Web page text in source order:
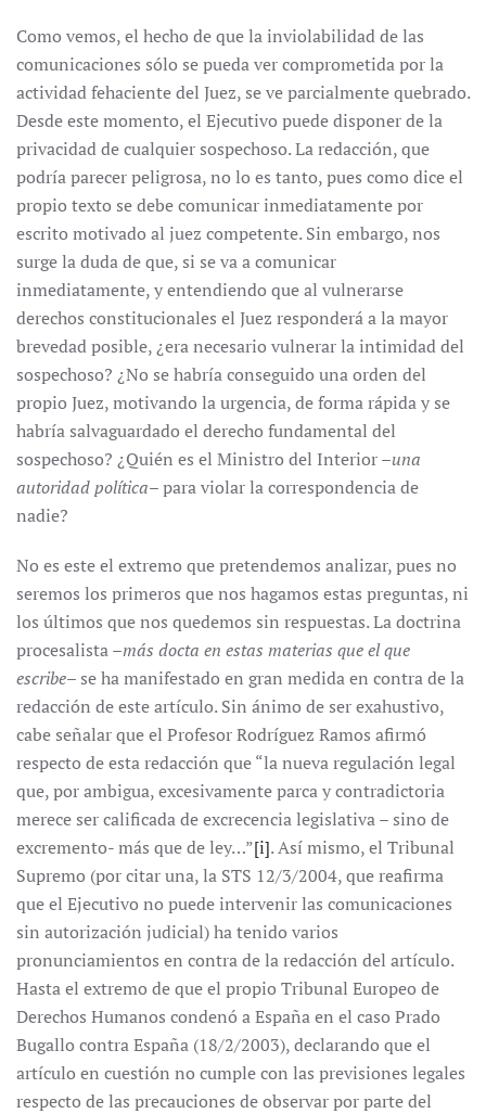
Como vemos, el hecho de que la inviolabilidad de las
comunicaciones sólo se pueda ver comprometida por la
actividad fehaciente del Juez, se ve parcialmente quebrado.
Desde este momento, el Ejecutivo puede disponer de la
privacidad de cualquier sospechoso. La redacción, que
podría parecer peligrosa, no lo es tanto, pues como dice el
propio texto se debe comunicar inmediatamente por
escrito motivado al juez competente. Sin embargo, nos
surge la duda de que, si se va a comunicar
inmediatamente, y entendiendo que al vulnerarse
derechos constitucionales el Juez responderá a la mayor
brevedad posible, ¿era necesario vulnerar la intimidad del
sospechoso? ¿No se habría conseguido una orden del
propio Juez, motivando la urgencia, de forma rápida y se
habría salvaguardado el derecho fundamental del
sospechoso? ¿Quién es el Ministro del Interior –una
autoridad política– para violar la correspondencia de
nadie?
No es este el extremo que pretendemos analizar, pues no
seremos los primeros que nos hagamos estas preguntas, ni
los últimos que nos quedemos sin respuestas. La doctrina
procesalista –más docta en estas materias que el que
escribe– se ha manifestado en gran medida en contra de la
redacción de este artículo. Sin ánimo de ser exahustivo,
cabe señalar que el Profesor Rodríguez Ramos afirmó
respecto de esta redacción que “la nueva regulación legal
que, por ambigua, excesivamente parca y contradictoria
merece ser calificada de excrecencia legislativa – sino de
excremento- más que de ley…”[i]. Así mismo, el Tribunal
Supremo (por citar una, la STS 12/3/2004, que reafirma
que el Ejecutivo no puede intervenir las comunicaciones
sin autorización judicial) ha tenido varios
pronunciamientos en contra de la redacción del artículo.
Hasta el extremo de que el propio Tribunal Europeo de
Derechos Humanos condenó a España en el caso Prado
Bugallo contra España (18/2/2003), declarando que el
artículo en cuestión no cumple con las previsiones legales
respecto de las precauciones de observar por parte del